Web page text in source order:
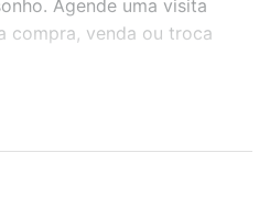
Agende uma visita
compra, venda ou troca
de quartos, suítes, com
verde e encontrar